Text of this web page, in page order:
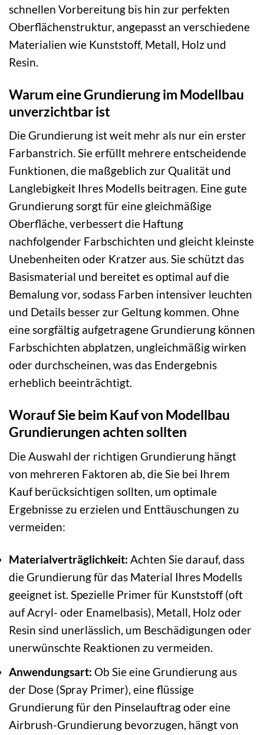
schnellen Vorbereitung bis hin zur perfekten
Oberflächenstruktur, angepasst an verschiedene
Materialien wie Kunststoff, Metall, Holz und
Resin.
Warum eine Grundierung im Modellbau
unverzichtbar ist
Die Grundierung ist weit mehr als nur ein erster
Farbanstrich. Sie erfüllt mehrere entscheidende
Funktionen, die maßgeblich zur Qualität und
Langlebigkeit Ihres Modells beitragen. Eine gute
Grundierung sorgt für eine gleichmäßige
Oberfläche, verbessert die Haftung
nachfolgender Farbschichten und gleicht kleinste
Unebenheiten oder Kratzer aus. Sie schützt das
Basismaterial und bereitet es optimal auf die
Bemalung vor, sodass Farben intensiver leuchten
und Details besser zur Geltung kommen. Ohne
eine sorgfältig aufgetragene Grundierung können
Farbschichten abplatzen, ungleichmäßig wirken
oder durchscheinen, was das Endergebnis
erheblich beeinträchtigt.
Worauf Sie beim Kauf von Modellbau
Grundierungen achten sollten
Die Auswahl der richtigen Grundierung hängt
von mehreren Faktoren ab, die Sie bei Ihrem
Kauf berücksichtigen sollten, um optimale
Ergebnisse zu erzielen und Enttäuschungen zu
vermeiden:
Materialverträglichkeit: Achten Sie darauf, dass
die Grundierung für das Material Ihres Modells
geeignet ist. Spezielle Primer für Kunststoff (oft
auf Acryl- oder Enamelbasis), Metall, Holz oder
Resin sind unerlässlich, um Beschädigungen oder
unerwünschte Reaktionen zu vermeiden.
Anwendungsart: Ob Sie eine Grundierung aus
der Dose (Spray Primer), eine flüssige
Grundierung für den Pinselauftrag oder eine
Airbrush-Grundierung bevorzugen, hängt von